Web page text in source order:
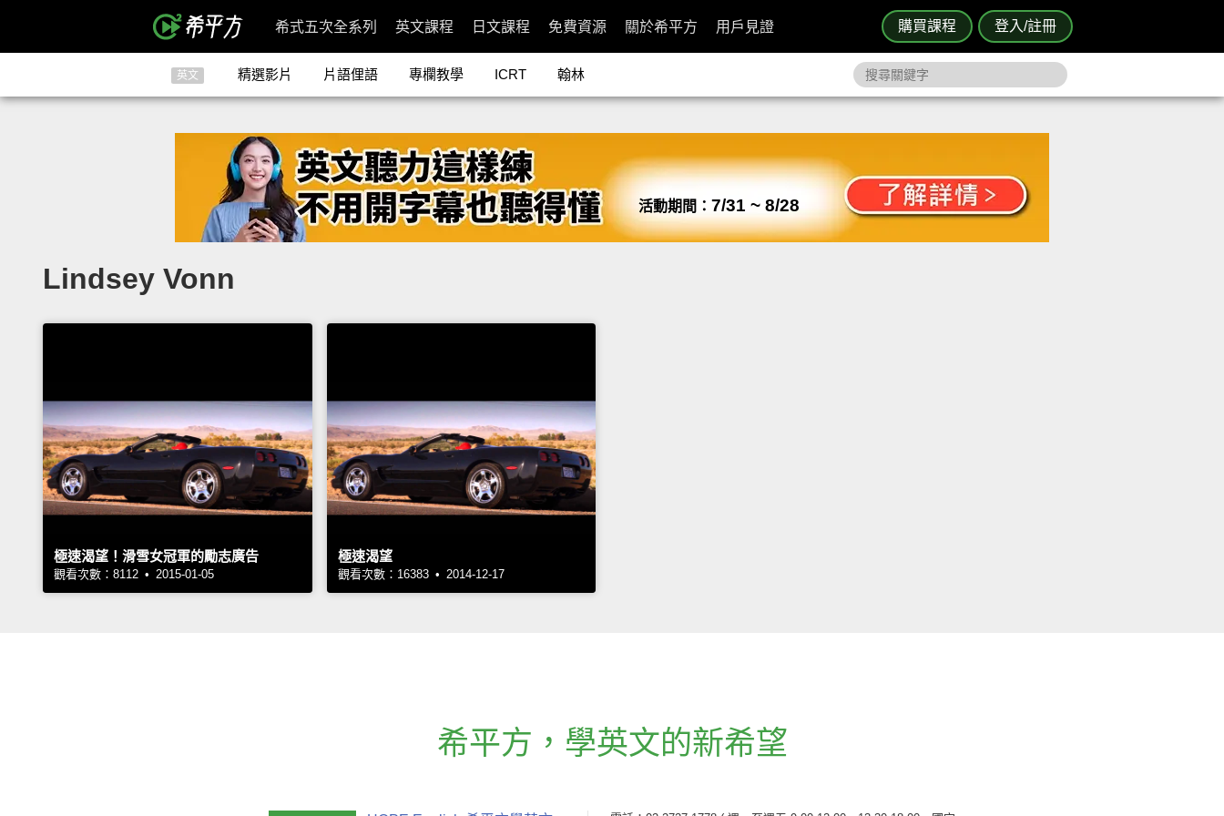
購買課程 登入/註冊
希式五次全系列 英文課程 日文課程 免費資源 關於希平方 用戶見證
英文 精選影片 片語俚語 專欄教學 ICRT 翰林
活動期間： 7/31 ~ 8/28
Lindsey Vonn
極速渴望！滑雪女冠軍的勵志廣告
觀看次數：8112 • 2015-01-05
極速渴望
觀看次數：16383 • 2014-12-17
希平方 ， 學英文的新希望